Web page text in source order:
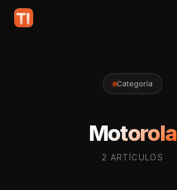
Categoría
Motorola
2 ARTÍCULOS